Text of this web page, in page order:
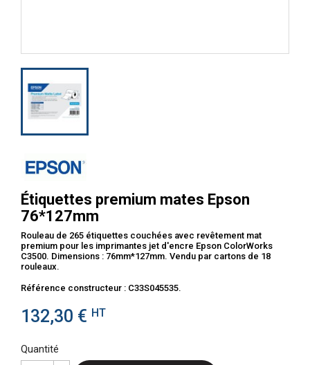
Étiquettes premium mates Epson
76*127mm
Rouleau de 265 étiquettes couchées avec revêtement mat
premium pour les imprimantes jet d'encre Epson ColorWorks
C3500. Dimensions : 76mm*127mm. Vendu par cartons de 18
rouleaux.
Référence constructeur : C33S045535.
132,30 € HT
Quantité